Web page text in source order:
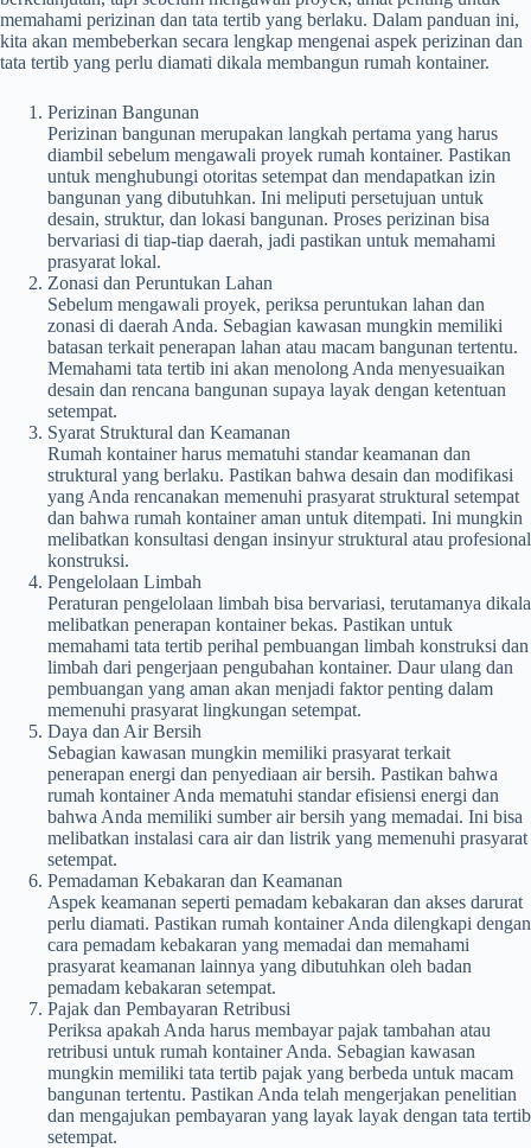
memahami perizinan dan tata tertib yang berlaku. Dalam panduan ini,
kita akan membeberkan secara lengkap mengenai aspek perizinan dan
tata tertib yang perlu diamati dikala membangun rumah kontainer.
Perizinan Bangunan
Perizinan bangunan merupakan langkah pertama yang harus
diambil sebelum mengawali proyek rumah kontainer. Pastikan
untuk menghubungi otoritas setempat dan mendapatkan izin
bangunan yang dibutuhkan. Ini meliputi persetujuan untuk
desain, struktur, dan lokasi bangunan. Proses perizinan bisa
bervariasi di tiap-tiap daerah, jadi pastikan untuk memahami
prasyarat lokal.
Zonasi dan Peruntukan Lahan
Sebelum mengawali proyek, periksa peruntukan lahan dan
zonasi di daerah Anda. Sebagian kawasan mungkin memiliki
batasan terkait penerapan lahan atau macam bangunan tertentu.
Memahami tata tertib ini akan menolong Anda menyesuaikan
desain dan rencana bangunan supaya layak dengan ketentuan
setempat.
Syarat Struktural dan Keamanan
Rumah kontainer harus mematuhi standar keamanan dan
struktural yang berlaku. Pastikan bahwa desain dan modifikasi
yang Anda rencanakan memenuhi prasyarat struktural setempat
dan bahwa rumah kontainer aman untuk ditempati. Ini mungkin
melibatkan konsultasi dengan insinyur struktural atau profesional
konstruksi.
Pengelolaan Limbah
Peraturan pengelolaan limbah bisa bervariasi, terutamanya dikala
melibatkan penerapan kontainer bekas. Pastikan untuk
memahami tata tertib perihal pembuangan limbah konstruksi dan
limbah dari pengerjaan pengubahan kontainer. Daur ulang dan
pembuangan yang aman akan menjadi faktor penting dalam
memenuhi prasyarat lingkungan setempat.
Daya dan Air Bersih
Sebagian kawasan mungkin memiliki prasyarat terkait
penerapan energi dan penyediaan air bersih. Pastikan bahwa
rumah kontainer Anda mematuhi standar efisiensi energi dan
bahwa Anda memiliki sumber air bersih yang memadai. Ini bisa
melibatkan instalasi cara air dan listrik yang memenuhi prasyarat
setempat.
Pemadaman Kebakaran dan Keamanan
Aspek keamanan seperti pemadam kebakaran dan akses darurat
perlu diamati. Pastikan rumah kontainer Anda dilengkapi dengan
cara pemadam kebakaran yang memadai dan memahami
prasyarat keamanan lainnya yang dibutuhkan oleh badan
pemadam kebakaran setempat.
Pajak dan Pembayaran Retribusi
Periksa apakah Anda harus membayar pajak tambahan atau
retribusi untuk rumah kontainer Anda. Sebagian kawasan
mungkin memiliki tata tertib pajak yang berbeda untuk macam
bangunan tertentu. Pastikan Anda telah mengerjakan penelitian
dan mengajukan pembayaran yang layak layak dengan tata tertib
setempat.